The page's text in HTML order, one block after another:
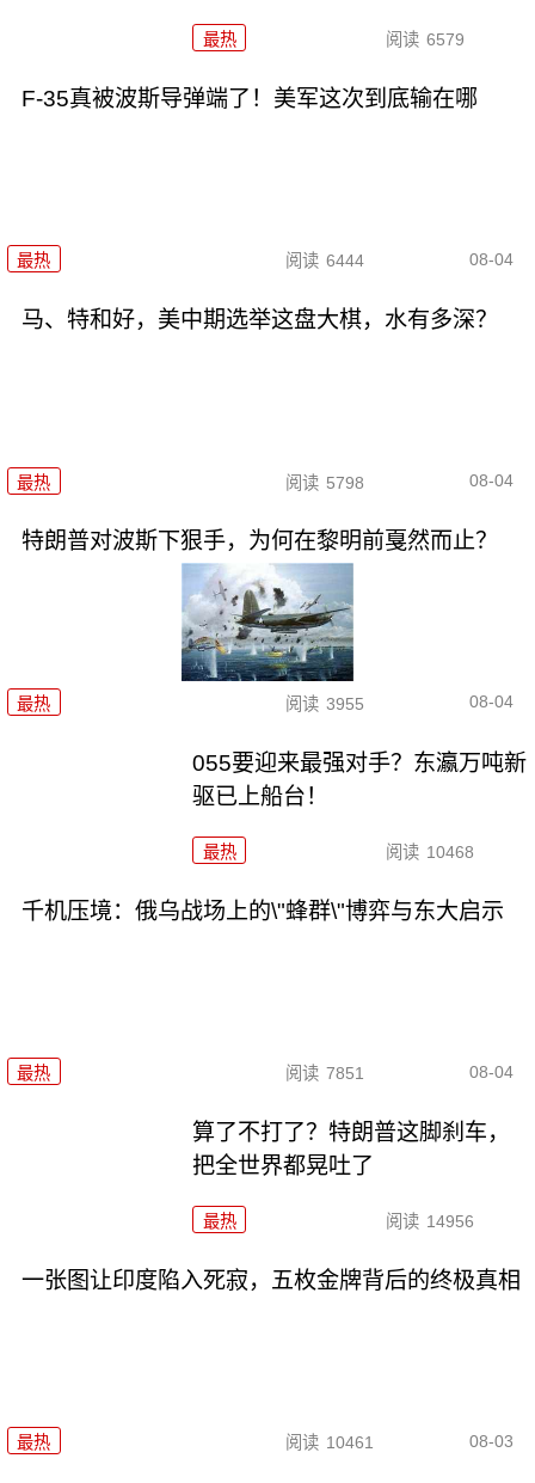
最热 阅读 6579
F-35真被波斯导弹端了！美军这次到底输在哪
最热 阅读 6444 08-04
马、特和好，美中期选举这盘大棋，水有多深？
最热 阅读 5798 08-04
特朗普对波斯下狠手，为何在黎明前戛然而止？
最热 阅读 3955 08-04
055要迎来最强对手？东瀛万吨新
驱已上船台！
最热 阅读 10468
千机压境：俄乌战场上的\"蜂群\"博弈与东大启示
最热 阅读 7851 08-04
算了不打了？特朗普这脚刹车，
把全世界都晃吐了
最热 阅读 14956
一张图让印度陷入死寂，五枚金牌背后的终极真相
最热 阅读 10461 08-03